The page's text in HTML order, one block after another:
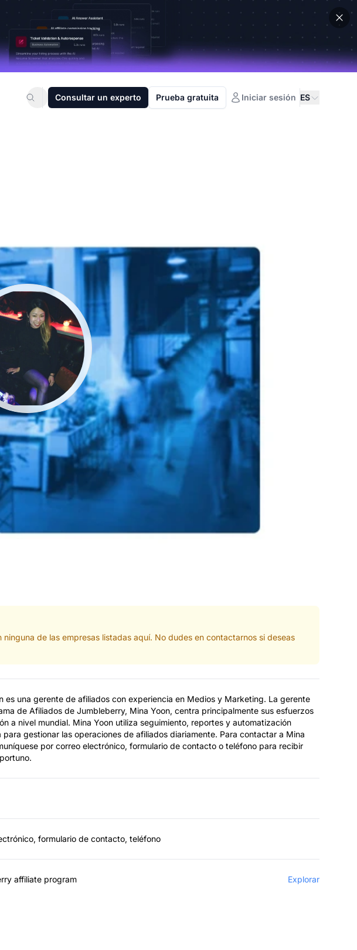
Consultar un experto Prueba gratuita Iniciar sesión ES
de las empresas listadas aquí. No dudes en contactarnos si deseas
es una gerente de afiliados con experiencia en Medios y Marketing. La gerente
de Afiliados de Jumbleberry, Mina Yoon, centra principalmente sus esfuerzos
a nivel mundial. Mina Yoon utiliza seguimiento, reportes y automatización
para gestionar las operaciones de afiliados diariamente. Para contactar a Mina
por correo electrónico, formulario de contacto o teléfono para recibir
formulario de contacto, teléfono
affiliate program Explorar